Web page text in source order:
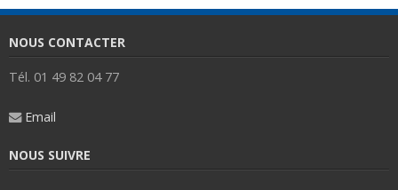
NOUS CONTACTER
Tél. 01 49 82 04 77
Email
NOUS SUIVRE